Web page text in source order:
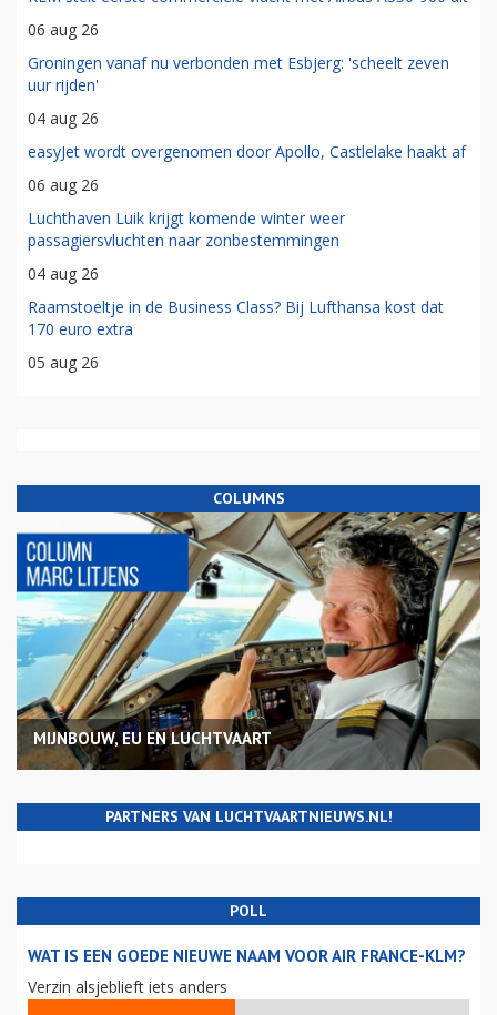
06 aug 26
Groningen vanaf nu verbonden met Esbjerg: 'scheelt zeven
uur rijden'
04 aug 26
easyJet wordt overgenomen door Apollo, Castlelake haakt af
06 aug 26
Luchthaven Luik krijgt komende winter weer
passagiersvluchten naar zonbestemmingen
04 aug 26
Raamstoeltje in de Business Class? Bij Lufthansa kost dat
170 euro extra
05 aug 26
COLUMNS
MIJNBOUW, EU EN LUCHTVAART
PARTNERS VAN LUCHTVAARTNIEUWS.NL!
POLL
WAT IS EEN GOEDE NIEUWE NAAM VOOR AIR FRANCE-KLM?
Verzin alsjeblieft iets anders